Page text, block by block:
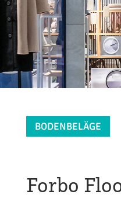
BODENBELÄGE
Forbo